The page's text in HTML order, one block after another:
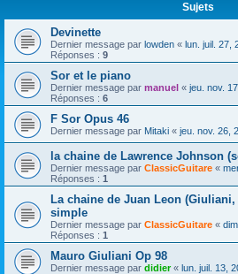
Sujets
Devinette
Dernier message par lowden « lun. juil. 27,
Réponses : 9
Sor et le piano
Dernier message par manuel « jeu. nov.
Réponses : 6
F Sor Opus 46
Dernier message par Mitaki « jeu. nov. 26,
la chaine de Lawrence Johnson
Dernier message par ClassicGuitare «
Réponses : 1
La chaine de Juan Leon
simple
Dernier message par ClassicGuitare «
Réponses : 1
Mauro Giuliani Op 98
Dernier message par didier« lun. juil. 13,